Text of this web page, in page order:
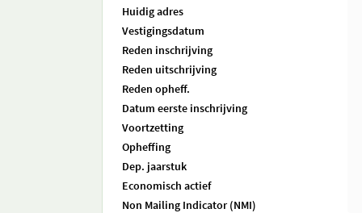
Huidig adres
Vestigingsdatum
Reden inschrijving
Reden uitschrijving
Reden opheff.
Datum eerste inschrijving
Voortzetting
Opheffing
Dep. jaarstuk
Economisch actief
Non Mailing Indicator (NMI)